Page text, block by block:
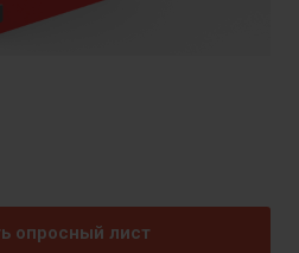
опросный лист